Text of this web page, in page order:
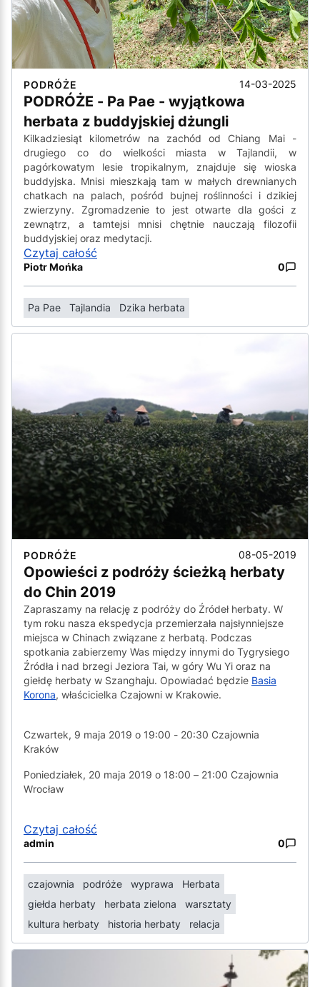
PODRÓŻE 14-03-2025
PODRÓŻE - Pa Pae - wyjątkowa
herbata z buddyjskiej dżungli
Kilkadziesiąt kilometrów na zachód od Chiang Mai -
drugiego co do wielkości miasta w Tajlandii, w
pagórkowatym lesie tropikalnym, znajduje się wioska
buddyjska. Mnisi mieszkają tam w małych drewnianych
chatkach na palach, pośród bujnej roślinności i dzikiej
zwierzyny. Zgromadzenie to jest otwarte dla gości z
zewnątrz, a tamtejsi mnisi chętnie nauczają filozofii
buddyjskiej oraz medytacji.
Czytaj całość
Piotr Mońka 0
Pa Pae Tajlandia Dzika herbata
PODRÓŻE 08-05-2019
Opowieści z podróży ścieżką herbaty
do Chin 2019
Zapraszamy na relację z podróży do Źródeł herbaty. W
tym roku nasza ekspedycja przemierzała najsłynniejsze
miejsca w Chinach związane z herbatą. Podczas
spotkania zabierzemy Was między innymi do Tygrysiego
Źródła i nad brzegi Jeziora Tai, w góry Wu Yi oraz na
giełdę herbaty w Szanghaju. Opowiadać będzie Basia
Korona, właścicielka Czajowni w Krakowie.
Czwartek, 9 maja 2019 o 19:00 - 20:30 Czajownia
Kraków
Poniedziałek, 20 maja 2019 o 18:00 – 21:00 Czajownia
Wrocław
Czytaj całość
admin 0
czajownia podróże wyprawa
Herbata
giełda herbaty
herbata zielona
warsztaty
kultura herbaty
historia herbaty relacja